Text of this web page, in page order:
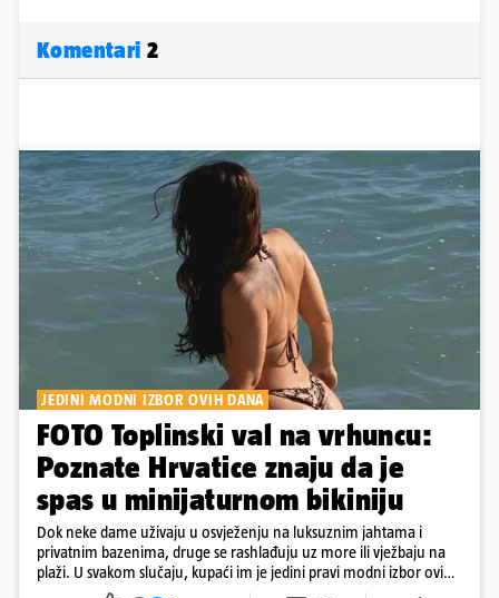
Komentari 2
JEDINI MODNI IZBOR OVIH DANA
FOTO Toplinski val na vrhuncu:
Poznate Hrvatice znaju da je
spas u minijaturnom bikiniju
Dok neke dame uživaju u osvježenju na luksuznim jahtama i
privatnim bazenima, druge se rashlađuju uz more ili vježbaju na
plaži. U svakom slučaju, kupaći im je jedini pravi modni izbor ovih